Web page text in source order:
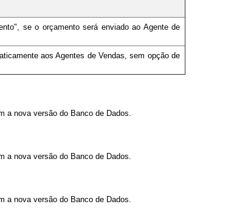
se o orçamento será enviado ao Agente de
aos Agentes de Vendas, sem opção de
a nova versão do Banco de Dados.
a nova versão do Banco de Dados.
a nova versão do Banco de Dados.